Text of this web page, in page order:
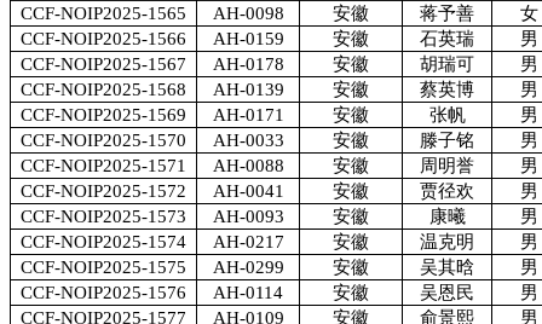
CCF-NOIP2025-1565
AH-0098 安徽 蒋予善
女
CCF-NOIP2025-1566
AH-0159 安徽 石英瑞
男
CCF-NOIP2025-1567
AH-0178 安徽 胡瑞可
男
CCF-NOIP2025-1568
AH-0139 安徽 蔡英博
男
CCF-NOIP2025-1569
AH-0171 安徽 张帆
男
CCF-NOIP2025-1570
AH-0033 安徽 滕子铭
男
CCF-NOIP2025-1571
AH-0088 安徽 周明誉
男
CCF-NOIP2025-1572
AH-0041 安徽 贾径欢
男
CCF-NOIP2025-1573
AH-0093 安徽 康曦
男
CCF-NOIP2025-1574
AH-0217 安徽 温克明
男
CCF-NOIP2025-1575
AH-0299 安徽 吴其晗
男
CCF-NOIP2025-1576
AH-0114 安徽 吴恩民
男
CCF-NOIP2025-1577
AH-0109 安徽 俞景熙
男